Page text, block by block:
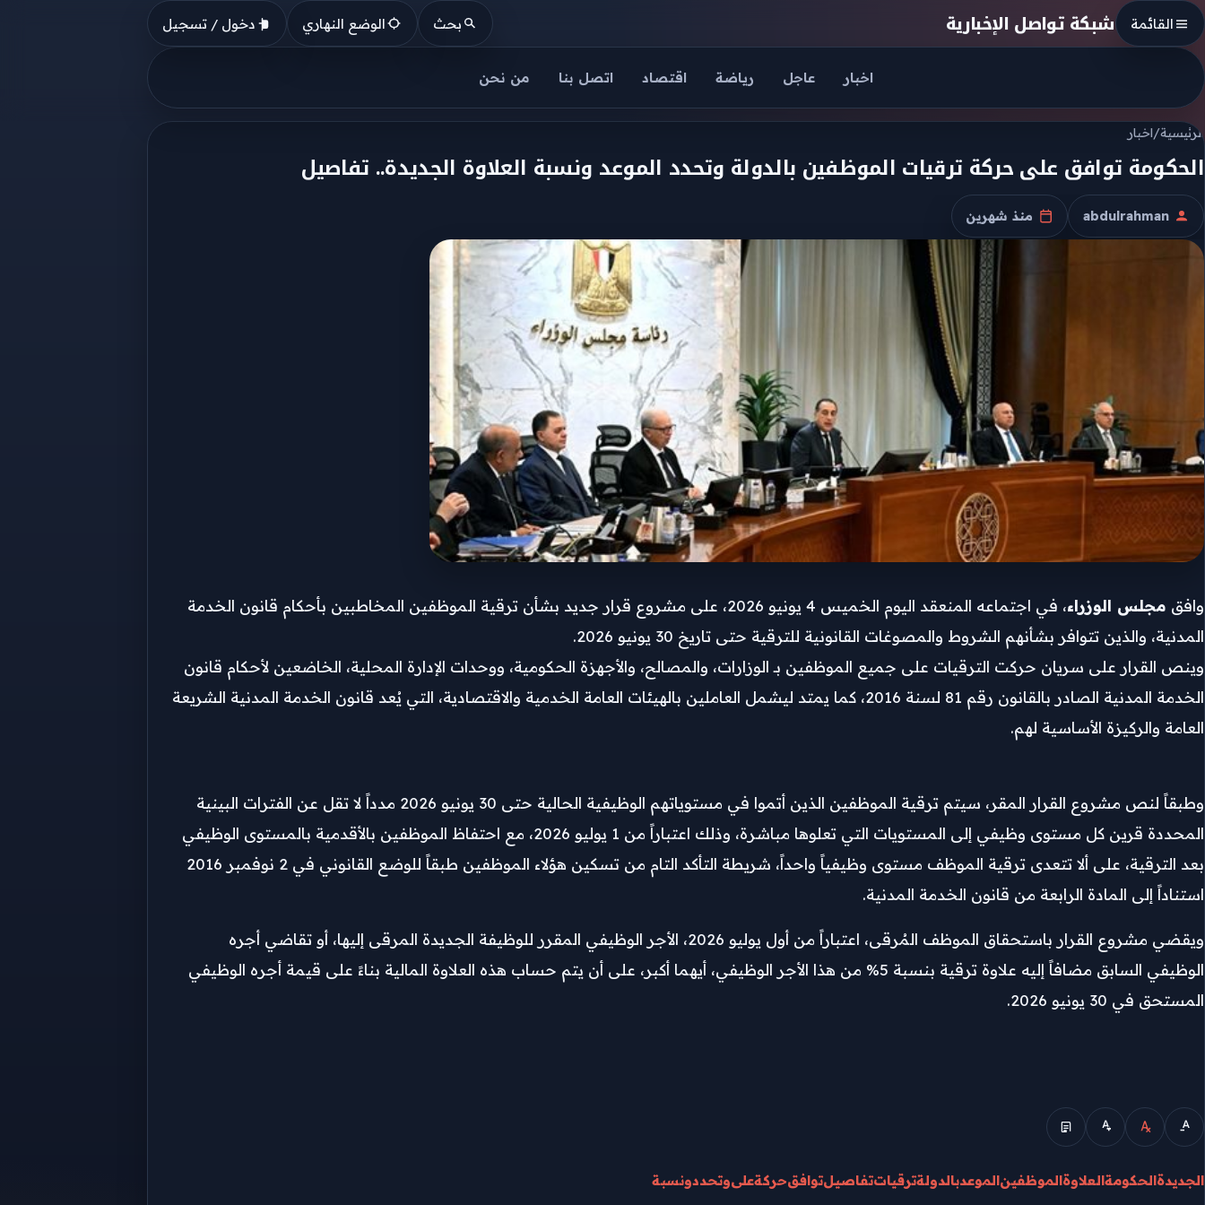
Skip to contentشبكة تواصل الإخبارية القائمة بحث الوضع النهاري دخول / تسجيل
اخبار عاجل رياضة اقتصاد اتصل بنا من نحن
الرئيسية/اخبار
الحكومة توافق على حركة ترقيات الموظفين بالدولة وتحدد الموعد ونسبة العلاوة الجديدة.. تفاصيل
الكاتب
abdulrahman
تاريخ النشر
منذ شهرين
وافق مجلس الوزراء
، في اجتماعه المنعقد اليوم الخميس 4 يونيو 2026، على مشروع قرار جديد بشأن ترقية الموظفين المخاطبين بأحكام قانون الخدمة
المدنية، والذين تتوافر بشأنهم الشروط والمصوغات القانونية للترقية حتى تاريخ 30 يونيو 2026.
وينص القرار على سريان حركت الترقيات على جميع الموظفين بـ الوزارات، والمصالح، والأجهزة الحكومية، ووحدات الإدارة المحلية، الخاضعين لأحكام قانون
الخدمة المدنية الصادر بالقانون رقم 81 لسنة 2016، كما يمتد ليشمل العاملين بالهيئات العامة الخدمية والاقتصادية، التي يُعد قانون الخدمة المدنية الشريعة
العامة والركيزة الأساسية لهم.
وطبقاً لنص مشروع القرار المقر، سيتم ترقية الموظفين الذين أتموا في مستوياتهم الوظيفية الحالية حتى 30 يونيو 2026 مدداً لا تقل عن الفترات البينية
المحددة قرين كل مستوى وظيفي إلى المستويات التي تعلوها مباشرة، وذلك اعتباراً من 1 يوليو 2026، مع احتفاظ الموظفين بالأقدمية بالمستوى الوظيفي
بعد الترقية، على ألا تتعدى ترقية الموظف مستوى وظيفياً واحداً، شريطة التأكد التام من تسكين هؤلاء الموظفين طبقاً للوضع القانوني في 2 نوفمبر 2016
استناداً إلى المادة الرابعة من قانون الخدمة المدنية.
ويقضي مشروع القرار باستحقاق الموظف المُرقى، اعتباراً من أول يوليو 2026، الأجر الوظيفي المقرر للوظيفة الجديدة المرقى إليها، أو تقاضي أجره
الوظيفي السابق مضافاً إليه علاوة ترقية بنسبة 5% من هذا الأجر الوظيفي، أيهما أكبر، على أن يتم حساب هذه العلاوة المالية بناءً على قيمة أجره الوظيفي
المستحق في 30 يونيو 2026.
الوضع المبسط
الجديدةالحكومةالعلاوةالموظفينالموعدبالدولةترقياتتفاصيلتوافقحركةعلىوتحددونسبة